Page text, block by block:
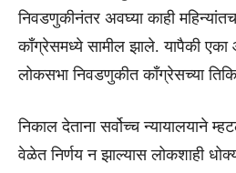
निवडणुकीनंतर अवघ्या काही
काँग्रेसमध्ये सामील झाले. यापैकी एका
लोकसभा निवडणुकीत काँग्रेसच्या
निकाल देताना सर्वोच्च न्यायालयाने
वेळेत निर्णय न झाल्यास लोकशाही